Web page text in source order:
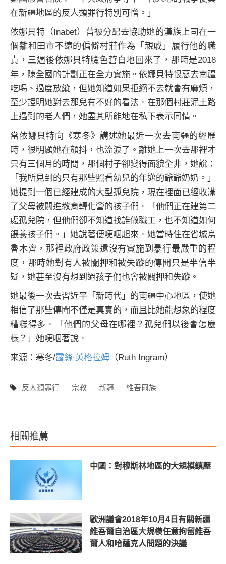
在新疆地區的反人類罪行特別可憎。」
依娜貝特（Inabet）曾被分配去協助她的漢族上司在一
個離和田市不遠的偏僻村莊作為「親戚」履行他的職
責，三週後依娜貝特臉色蒼白地回來了，那時是2018
年，陳全國的計劃正在全力實施。依娜貝特恨惡去南疆
吃喝、過度放縱，但她知道如果拒絕不去就會有麻煩，
至少證明她對去那兒有不好的看法。在那個村莊泥土路
上遇到的老人們，她盡其所能地在私下表示同情。
當依娜貝特向《寒冬》講述她最近一次去南疆的經歷
時，很明顯她在顫抖，也流淚了。離她上一次去那裡才
只有三個月的時間，那個村子卻變得面貌全非，她說：
「我所見到的只有那些照看幼兒的年邁的爺爺奶奶。」
她提到一個已經建成的大型孤兒院，現在裡面已經收滿
了父母被關進教育轉化營的孩子們。「他們正在建第二
處孤兒院，但他們卻不知道找誰做職工，也不知道如何
餵養孩子們。」她說著便哽咽起來。她當時住在省城烏
魯木齊，那裡政府政策還沒有實施到暴行最嚴重的程
度，那時她對有人被關押和被失蹤的傳聞只是半信半
疑，她甚至沒有想到過孩子們也會被關押和失蹤。
她最後一次去習近平「新時代」的南疆中心地區，使她
相信了那些傳聞不僅是真實的，而且比她能想象的程度
糟糕得多。「他們的父母在哪裡？孤兒們以後會怎麼
樣？」她哽咽著說。
来源：寒冬/露絲·英格拉姆 （Ruth Ingram）
反人類罪行 宗教 新疆 維吾爾族
相關推薦
中國：對穆斯林地區的大規模鎮壓
歐洲議會2018年10月4日有關新疆
維吾爾自治區大規模任意拘留維吾
爾人和哈薩克人問題的決議